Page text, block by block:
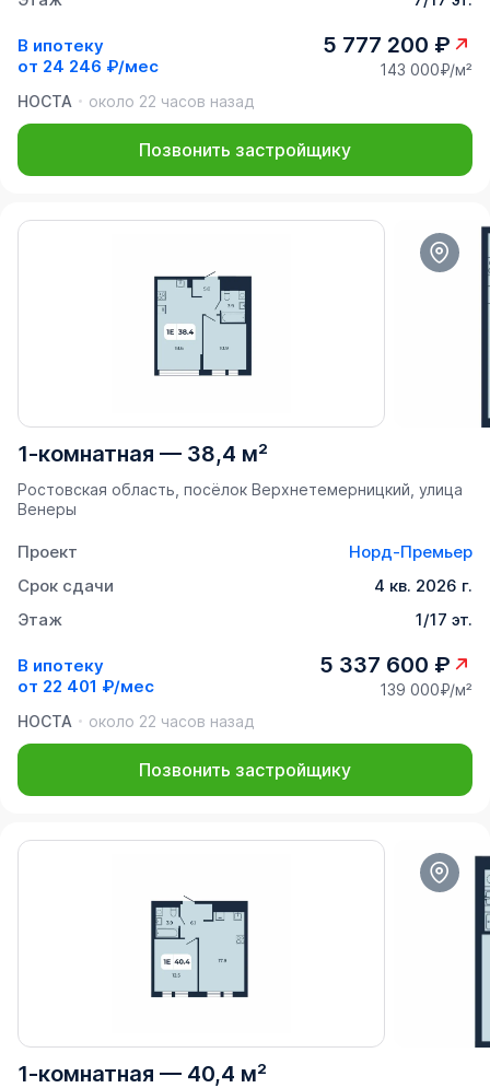
В ипотеку
от 24 246 ₽/мес
5 777 200 ₽
143 000₽/м²
НОСТА
около 22 часов назад
Позвонить застройщику
1-комнатная — 38,4 м²
Ростовская область, посёлок Верхнетемерницкий, улица
Венеры
Проект
Норд-Премьер
Срок сдачи
4 кв. 2026 г.
Этаж
1/17 эт.
В ипотеку
от 22 401 ₽/мес
5 337 600 ₽
139 000₽/м²
НОСТА
около 22 часов назад
Позвонить застройщику
1-комнатная — 40,4 м²